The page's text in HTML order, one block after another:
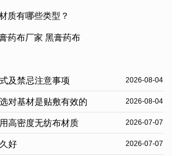
质有哪些类型？
药布厂家 黑膏药布
及禁忌注意事项 2026-08-04
对基材是贴敷有效的 2026-08-04
高密度无纺布材质 2026-07-07
好 2026-07-07